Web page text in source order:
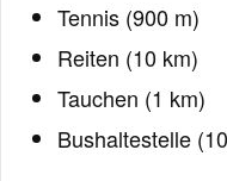
Tennis (900 m)
Reiten (10 km)
Tauchen (1 km)
Bushaltestelle